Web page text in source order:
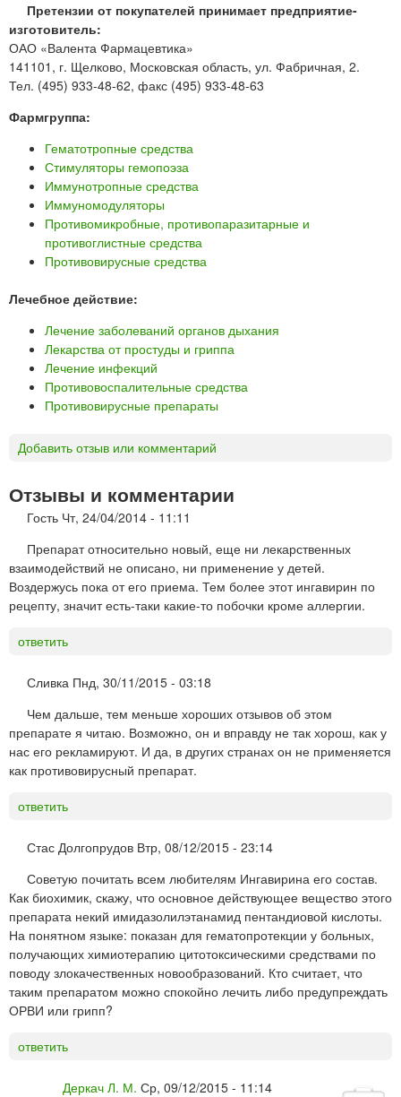
Претензии от покупателей принимает предприятие-
изготовитель:
ОАО «Валента Фармацевтика»
141101, г. Щелково, Московская область, ул. Фабричная, 2.
Тел. (495) 933-48-62, факс (495) 933-48-63
Фармгруппа:
Гематотропные средства
Стимуляторы гемопоэза
Иммунотропные средства
Иммуномодуляторы
Противомикробные, противопаразитарные и
противоглистные средства
Противовирусные средства
Лечебное действие:
Лечение заболеваний органов дыхания
Лекарства от простуды и гриппа
Лечение инфекций
Противовоспалительные средства
Противовирусные препараты
Добавить отзыв или комментарий
Отзывы и комментарии
Гость Чт, 24/04/2014 - 11:11
Препарат относительно новый, еще ни лекарственных
взаимодействий не описано, ни применение у детей.
Воздержусь пока от его приема. Тем более этот ингавирин по
рецепту, значит есть-таки какие-то побочки кроме аллергии.
ответить
Сливка Пнд, 30/11/2015 - 03:18
Чем дальше, тем меньше хороших отзывов об этом
препарате я читаю. Возможно, он и вправду не так хорош, как у
нас его рекламируют. И да, в других странах он не применяется
как противовирусный препарат.
ответить
Стас Долгопрудов Втр, 08/12/2015 - 23:14
Советую почитать всем любителям Ингавирина его состав.
Как биохимик, скажу, что основное действующее вещество этого
препарата некий имидазолилэтанамид пентандиовой кислоты.
На понятном языке: показан для гематопротекции у больных,
получающих химиотерапию цитотоксическими средствами по
поводу злокачественных новообразований. Кто считает, что
таким препаратом можно спокойно лечить либо предупреждать
ОРВИ или грипп?
ответить
Деркач Л. М. Ср, 09/12/2015 - 11:14